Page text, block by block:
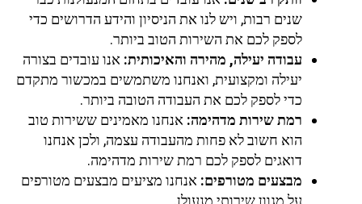
שנים רבות, ויש לנו את הניסיון והידע הדרושים כדי
לספק לכם את השירות הטוב ביותר.
עבודה יעילה, מהירה והאיכותית: אנו עובדים בצורה
יעילה ומקצועית, ואנחנו משתמשים במכשור מתקדם
כדי לספק לכם את העבודה הטובה ביותר.
רמת שירות מדהימה: אנחנו מאמינים ששירות טוב
הוא חשוב לא פחות מהעבודה עצמה, ולכן אנחנו
דואגים לספק לכם רמת שירות מדהימה.
מבצעים מטורפים: אנחנו מציעים מבצעים מטורפים
על מגוון שירותי מנעולן.